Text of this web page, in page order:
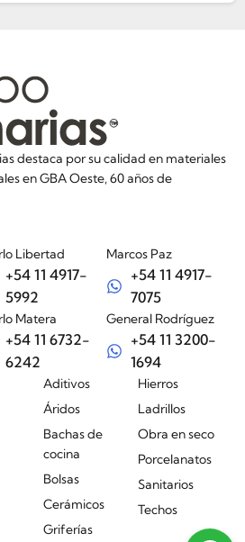
destaca por su calidad en materiales
en GBA Oeste, 60 años de
Libertad
+54 11 4917-
5992
Matera
+54 11 6732-
6242
Marcos Paz
+54 11 4917-
7075
General Rodríguez
+54 11 3200-
1694
Aditivos
Áridos
Bachas de
cocina
Bolsas
Cerámicos
Griferías
Hierros
Ladrillos
Obra en seco
Porcelanatos
Sanitarios
Techos